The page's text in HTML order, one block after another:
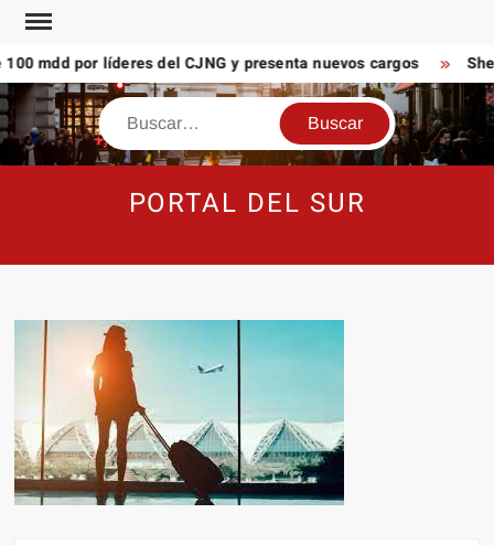
Saltar
contenido
mdd por líderes del CJNG y presenta nuevos cargos
Buscar
PORTAL DEL SUR